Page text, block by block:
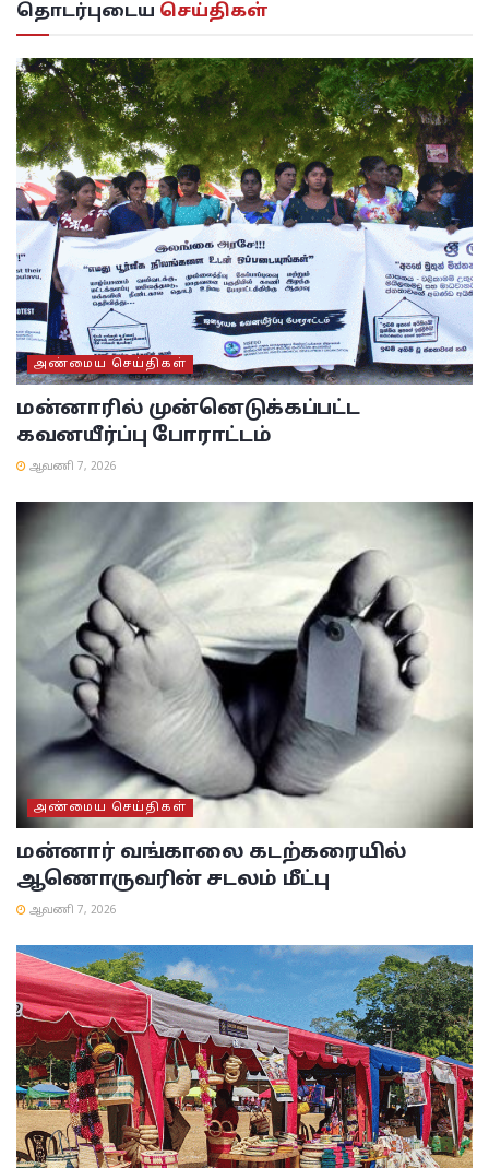
தொடர்புடைய செய்திகள்
அண்மைய செய்திகள்
மன்னாரில் முன்னெடுக்கப்பட்ட
கவனயீர்ப்பு போராட்டம்
ஆவணி 7, 2026
அண்மைய செய்திகள்
மன்னார் வங்காலை கடற்கரையில்
ஆணொருவரின் சடலம் மீட்பு
ஆவணி 7, 2026